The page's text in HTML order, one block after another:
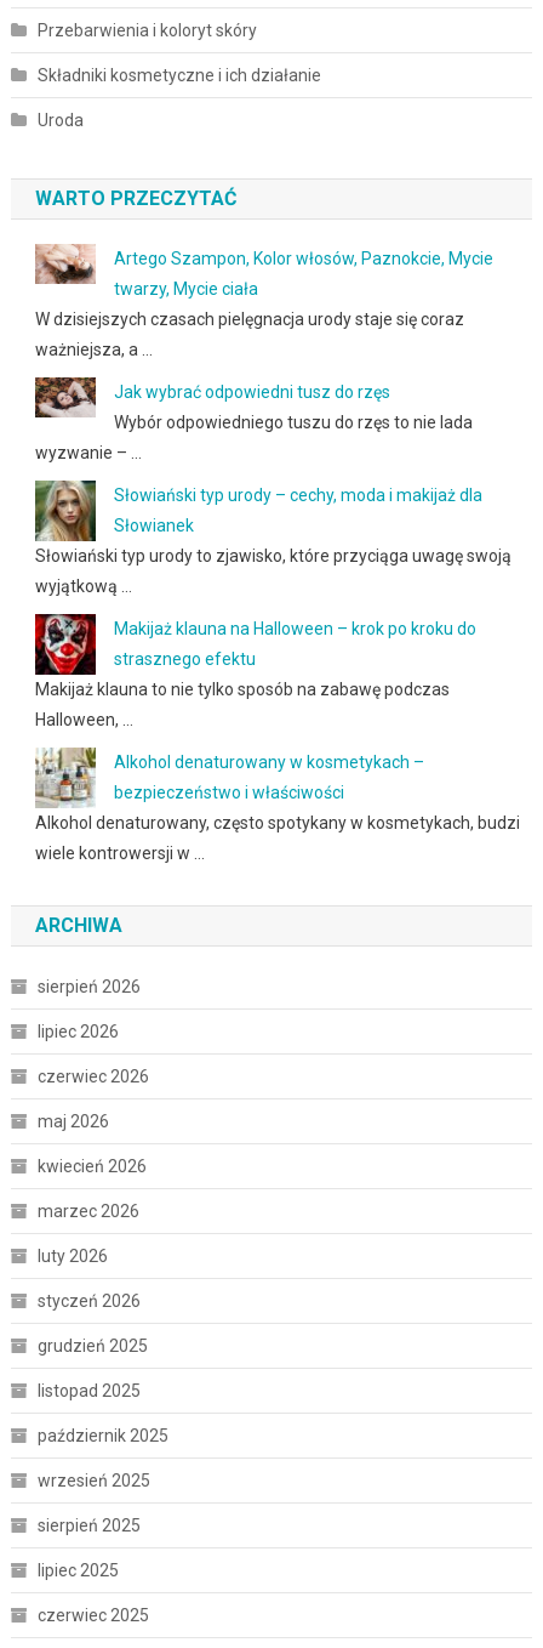
Przebarwienia i koloryt skóry
Składniki kosmetyczne i ich działanie
Uroda
WARTO PRZECZYTAĆ
Artego Szampon, Kolor włosów, Paznokcie, Mycie
twarzy, Mycie ciała
W dzisiejszych czasach pielęgnacja urody staje się coraz
ważniejsza, a …
Jak wybrać odpowiedni tusz do rzęs
Wybór odpowiedniego tuszu do rzęs to nie lada
wyzwanie – …
Słowiański typ urody – cechy, moda i makijaż dla
Słowianek
Słowiański typ urody to zjawisko, które przyciąga uwagę swoją
wyjątkową …
Makijaż klauna na Halloween – krok po kroku do
strasznego efektu
Makijaż klauna to nie tylko sposób na zabawę podczas
Halloween, …
Alkohol denaturowany w kosmetykach –
bezpieczeństwo i właściwości
Alkohol denaturowany, często spotykany w kosmetykach, budzi
wiele kontrowersji w …
ARCHIWA
sierpień 2026
lipiec 2026
czerwiec 2026
maj 2026
kwiecień 2026
marzec 2026
luty 2026
styczeń 2026
grudzień 2025
listopad 2025
październik 2025
wrzesień 2025
sierpień 2025
lipiec 2025
czerwiec 2025